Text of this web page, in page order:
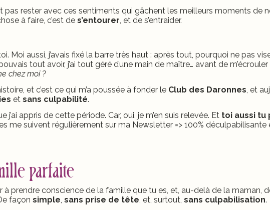
pas rester avec ces sentiments qui gâchent les meilleurs moments de
à faire, c’est de s’entourer , et de s’entraider.
Moi aussi, j’avais fixé la barre très haut : après tout, pourquoi ne pas
tout avoir, j’ai tout géré d’une main de maître… avant de m’écrouler
chez moi?
et c’est ce qui m’a poussée à fonder le Club des Daronnes, et
et sans culpabilité.
j’ai appris de cette période. Car, oui, je m’en suis relevée. Et toi aussi tu
me suivent régulièrement sur ma Newsletter => 100% déculpabilisante
parfaite
à prendre conscience de la famille que tu es, et, au-delà de la maman,
façon simple sans prise de tête , et, surtout, sans culpabilisation.